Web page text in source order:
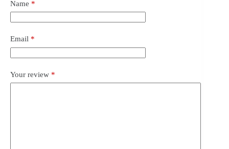
Name *
Email *
Your review *